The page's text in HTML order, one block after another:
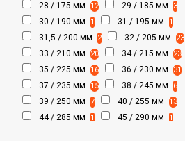
28 / 175 мм 12 29 / 185 мм 3
30 / 190 мм 1 31 / 195 мм 1
31,5 / 200 мм 2 32 / 205 мм 23
33 / 210 мм 20 34 / 215 мм 23
35 / 225 мм 16 36 / 230 мм 31
37 / 235 мм 15 38 / 245 мм 6
39 / 250 мм 7 40 / 255 мм 13
44 / 285 мм 1 45 / 290 мм 1